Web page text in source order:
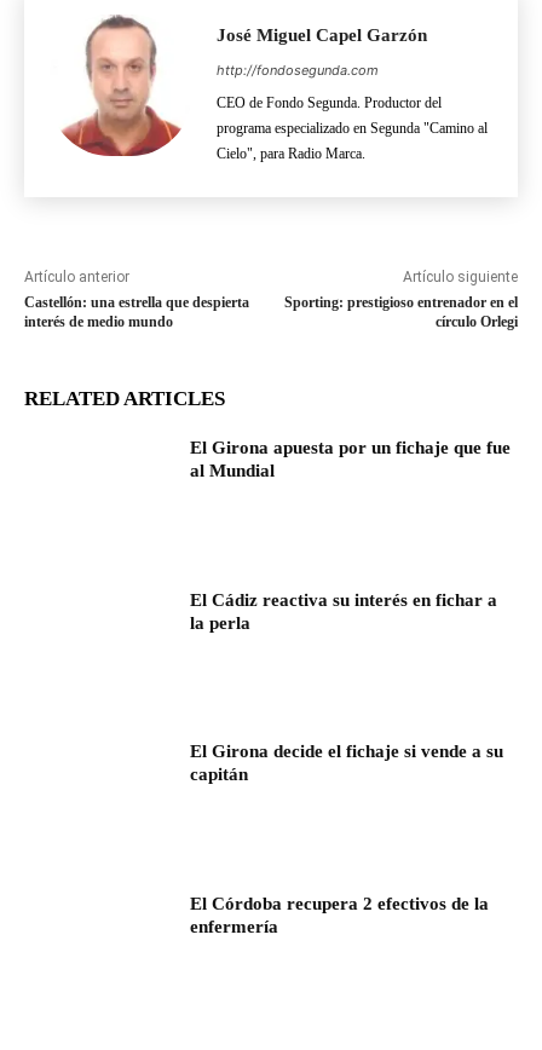
José Miguel Capel Garzón
http://fondosegunda.com
CEO de Fondo Segunda. Productor del
programa especializado en Segunda "Camino al
Cielo", para Radio Marca.
Artículo anterior
Castellón: una estrella que despierta
interés de medio mundo
Artículo siguiente
Sporting: prestigioso entrenador en el
círculo Orlegi
RELATED ARTICLES
El Girona apuesta por un fichaje que fue
al Mundial
El Cádiz reactiva su interés en fichar a
la perla
El Girona decide el fichaje si vende a su
capitán
El Córdoba recupera 2 efectivos de la
enfermería